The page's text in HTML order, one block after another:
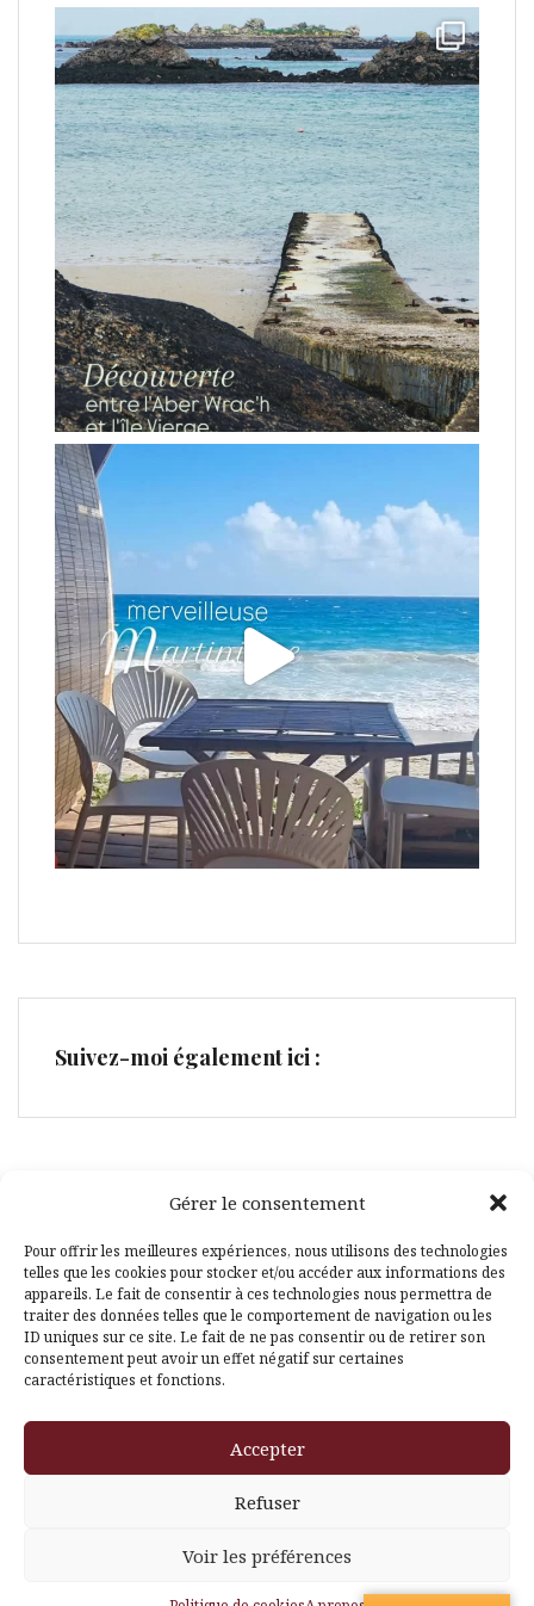
Gérer le consentement
Pour offrir les meilleures expériences, nous utilisons des technologies
telles que les cookies pour stocker et/ou accéder aux informations des
appareils. Le fait de consentir à ces technologies nous permettra de
traiter des données telles que le comportement de navigation ou les
ID uniques sur ce site. Le fait de ne pas consentir ou de retirer son
consentement peut avoir un effet négatif sur certaines
caractéristiques et fonctions.
Accepter
Refuser
Voir les préférences
Suivez-moi également ici :
Facebook
Pinterest
Themeisle